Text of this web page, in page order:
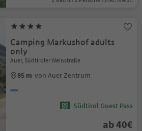
Camping Markushof adults
only
Auer, Südtiroler Weinstraße
85 m von Auer Zentrum
Südtirol Guest Pass
ab 40€